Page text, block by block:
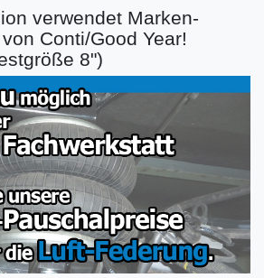
verwendet Marken-
Conti/Good Year!
8")